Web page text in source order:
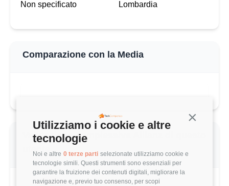
Continua
Utilizziamo i cookie e altre
tecnologie
Noi e altre 0 terze parti selezionate utilizziamo cookie e
tecnologie simili. Questi strumenti sono essenziali per
garantire la fruizione dei contenuti digitali, migliorare la
navigazione e, previo tuo consenso, per scopi
Non specificato Lombardia
Comparazione con la Media
Valutazione complessiva Allianz di questo
utente